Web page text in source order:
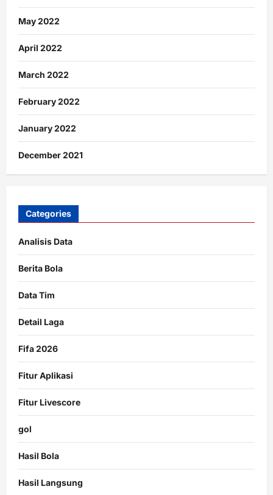
May 2022
April 2022
March 2022
February 2022
January 2022
December 2021
Categories
Analisis Data
Berita Bola
Data Tim
Detail Laga
Fifa 2026
Fitur Aplikasi
Fitur Livescore
gol
Hasil Bola
Hasil Langsung